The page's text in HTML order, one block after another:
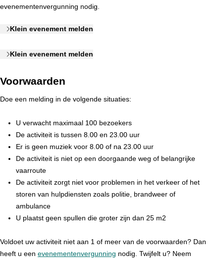
evenementenvergunning nodig.
Klein evenement melden
Klein evenement melden
Voorwaarden
Doe een melding in de volgende situaties:
U verwacht maximaal 100 bezoekers
De activiteit is tussen 8.00 en 23.00 uur
Er is geen muziek voor 8.00 of na 23.00 uur
De activiteit is niet op een doorgaande weg of belangrijke
vaarroute
De activiteit zorgt niet voor problemen in het verkeer of het
storen van hulpdiensten zoals politie, brandweer of
ambulance
U plaatst geen spullen die groter zijn dan 25 m2
Voldoet uw activiteit niet aan 1 of meer van de voorwaarden? Dan
heeft u een evenementenvergunning nodig. Twijfelt u? Neem